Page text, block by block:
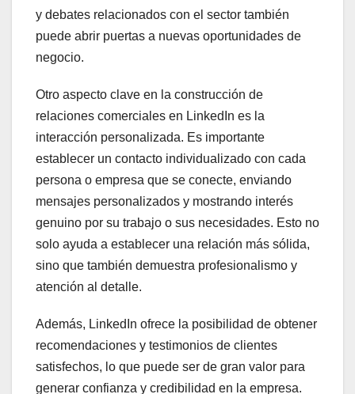
y debates relacionados con el sector también
puede abrir puertas a nuevas oportunidades de
negocio.
Otro aspecto clave en la construcción de
relaciones comerciales en LinkedIn es la
interacción personalizada. Es importante
establecer un contacto individualizado con cada
persona o empresa que se conecte, enviando
mensajes personalizados y mostrando interés
genuino por su trabajo o sus necesidades. Esto no
solo ayuda a establecer una relación más sólida,
sino que también demuestra profesionalismo y
atención al detalle.
Además, LinkedIn ofrece la posibilidad de obtener
recomendaciones y testimonios de clientes
satisfechos, lo que puede ser de gran valor para
generar confianza y credibilidad en la empresa.